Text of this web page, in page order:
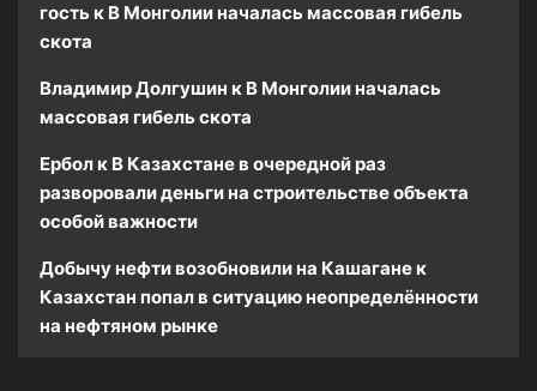
гость к В Монголии началась массовая гибель
скота
Владимир Долгушин к В Монголии началась
массовая гибель скота
Ербол к В Казахстане в очередной раз
разворовали деньги на строительстве объекта
особой важности
Добычу нефти возобновили на Кашагане к
Казахстан попал в ситуацию неопределённости
на нефтяном рынке